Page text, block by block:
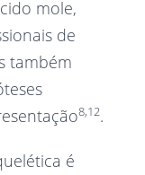
mole,
de
também
8,12.
é